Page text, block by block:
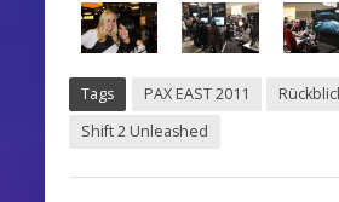
Tags PAX EAST 2011
Shift 2 Unleashed